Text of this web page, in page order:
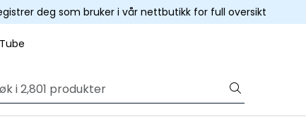
deg som bruker i vår nettbutikk for full oversikt